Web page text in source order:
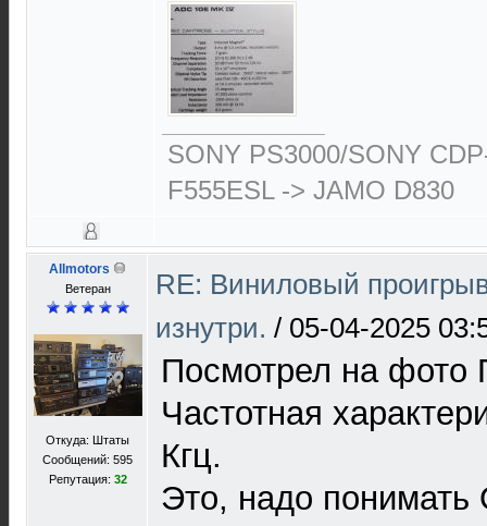
SONY PS3000/SONY
F555ESL -> JAMO D830
Allmotors
Ветеран
Откуда: Штаты
Сообщений: 595
Репутация: 32
RE: Виниловый
изнутри. / 05-04-2025
Посмотрел на фото
Частотная
Кгц.
Это, надо понимать